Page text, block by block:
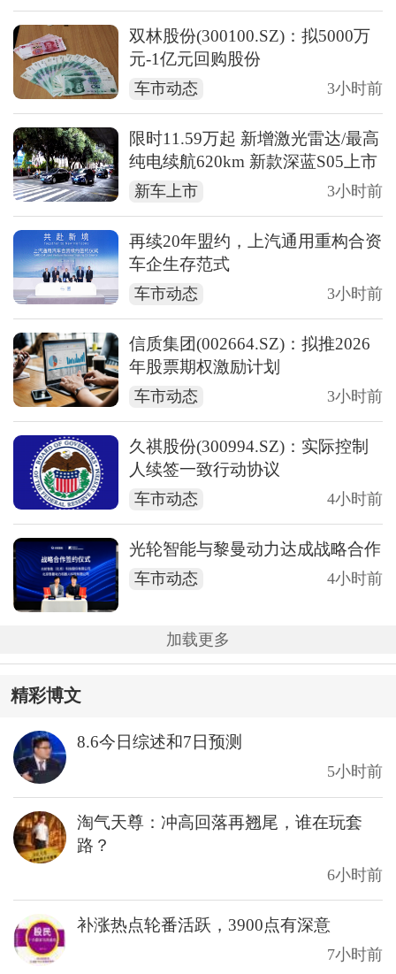
双林股份(300100.SZ)：拟5000万
元-1亿元回购股份
车市动态 3小时前
限时11.59万起 新增激光雷达/最高
纯电续航620km 新款深蓝S05上市
新车上市 3小时前
再续20年盟约，上汽通用重构合资
车企生存范式
车市动态 3小时前
信质集团(002664.SZ)：拟推2026
年股票期权激励计划
车市动态 3小时前
久祺股份(300994.SZ)：实际控制
人续签一致行动协议
车市动态 4小时前
光轮智能与黎曼动力达成战略合作
车市动态 4小时前
加载更多
精彩博文
8.6今日综述和7日预测
5小时前
淘气天尊：冲高回落再翘尾，谁在玩套
路？
6小时前
补涨热点轮番活跃，3900点有深意
7小时前